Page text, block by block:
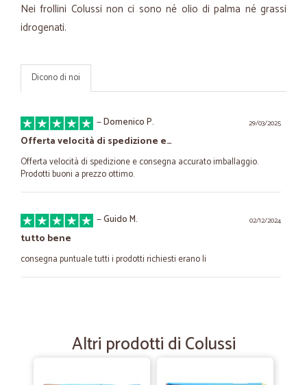
Nei frollini Colussi non ci sono né olio di palma né grassi
idrogenati.
Dicono di noi
29/03/2025
—Domenico P.
Offerta velocità di spedizione e…
Offerta velocità di spedizione e consegna accurato imballaggio.
Prodotti buoni a prezzo ottimo.
02/12/2024
—Guido M.
tutto bene
consegna puntuale tutti i prodotti richiesti erano li
precisi e puntuali. grazie ancora
Altri prodotti di Colussi